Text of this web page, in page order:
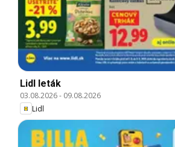
Lidl leták
03.08.2026- 09.08.2026
Lidl